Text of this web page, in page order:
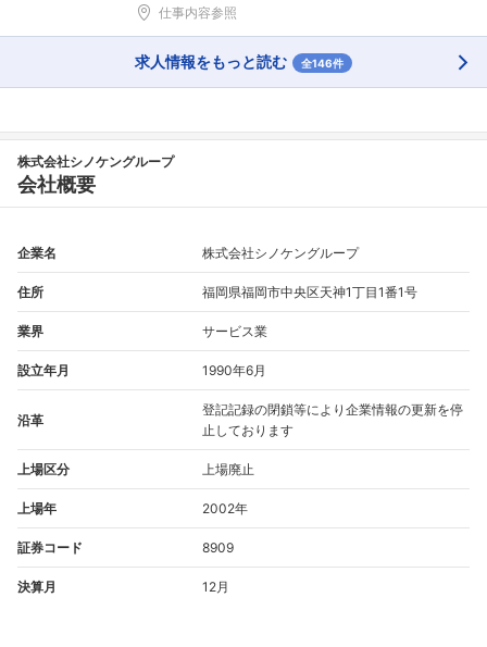
仕事内容参照
求人情報をもっと読む 全146件
株式会社シノケングループ
会社概要
企業名 株式会社シノケングループ
住所 福岡県福岡市中央区天神1丁目1番1号
業界 サービス業
設立年月 1990年6月
沿革
登記記録の閉鎖等により企業情報の更新を停
止しております
上場区分 上場廃止
上場年 2002年
証券コード 8909
決算月 12月